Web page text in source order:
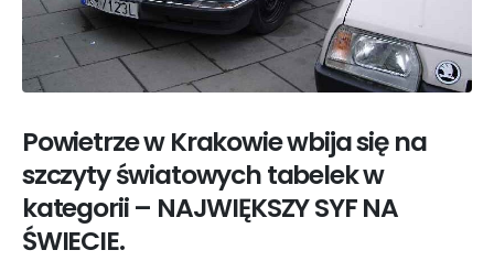
Powietrze w Krakowie wbija się na
szczyty światowych tabelek w
kategorii – NAJWIĘKSZY SYF NA
ŚWIECIE.